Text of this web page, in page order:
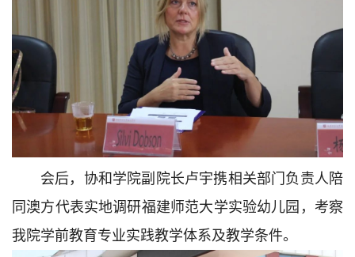
会后，协和学院副院长卢宇携相关部门负责人陪
同澳方代表实地调研福建师范大学实验幼儿园，考察
我院学前教育专业实践教学体系及教学条件。